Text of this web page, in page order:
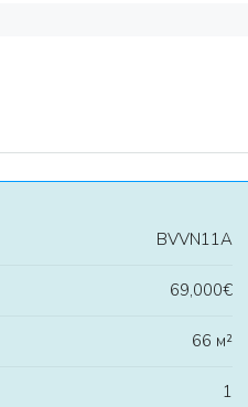
BVVN11A
69,000€
66 м²
1